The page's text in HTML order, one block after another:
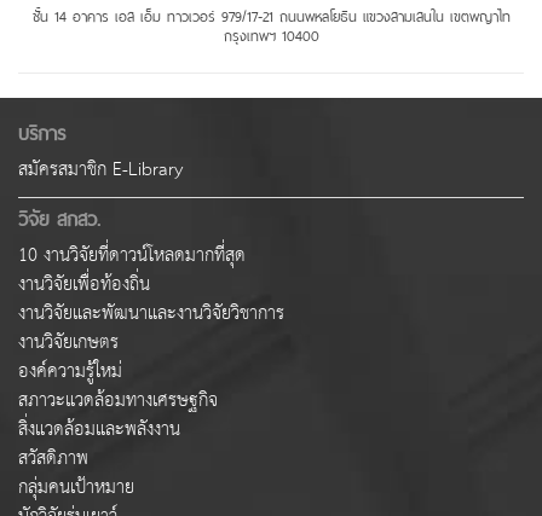
ชั้น 14 อาคาร เอส เอ็ม ทาวเวอร์ 979/17-21 ถนนพหลโยธิน แขวงสามเสนใน เขตพญาไท
กรุงเทพฯ 10400
บริการ
สมัครสมาชิก E-Library
วิจัย สกสว.
10 งานวิจัยที่ดาวน์โหลดมากที่สุด
งานวิจัยเพื่อท้องถิ่น
งานวิจัยและพัฒนาและงานวิจัยวิชาการ
งานวิจัยเกษตร
องค์ความรู้ใหม่
สภาวะแวดล้อมทางเศรษฐกิจ
สิ่งแวดล้อมและพลังงาน
สวัสดิภาพ
กลุ่มคนเป้าหมาย